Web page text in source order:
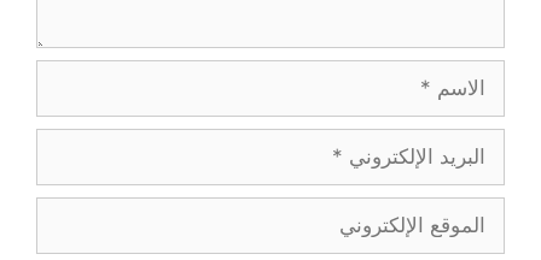
الإلكتروني
الإلكتروني